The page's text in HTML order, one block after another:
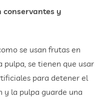
conservantes y
se usan frutas en
se tienen que usar
para detener el
y la pulpa guarde una